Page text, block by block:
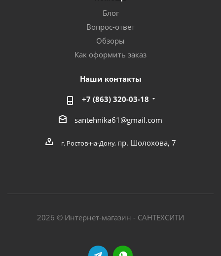
Блог
Вопрос-ответ
Обзоры
Как оформить заказ
Наши контакты
+7 (863) 320-03-18
santehnika61@gmail.com
г. Ростов-на-Дону, пр. Шолохова, 7
2026 © Интернет-магазин - САНТЕХСИТИ